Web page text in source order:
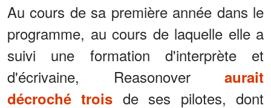
Au cours de sa première année dans le
programme, au cours de laquelle elle a
suivi une formation d'interprète et
d'écrivaine, Reasonover aurait
décroché trois de ses pilotes, dont